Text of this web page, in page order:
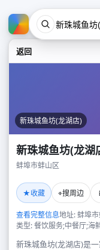
返回
新珠城鱼坊(龙湖店)
新珠城鱼坊(龙湖
蚌埠市蚌山区
★收藏 ⌖搜周边
查看完整信息地址: 蚌埠
类型: 餐饮服务;中餐厅;海
新珠城鱼坊(龙湖店)是